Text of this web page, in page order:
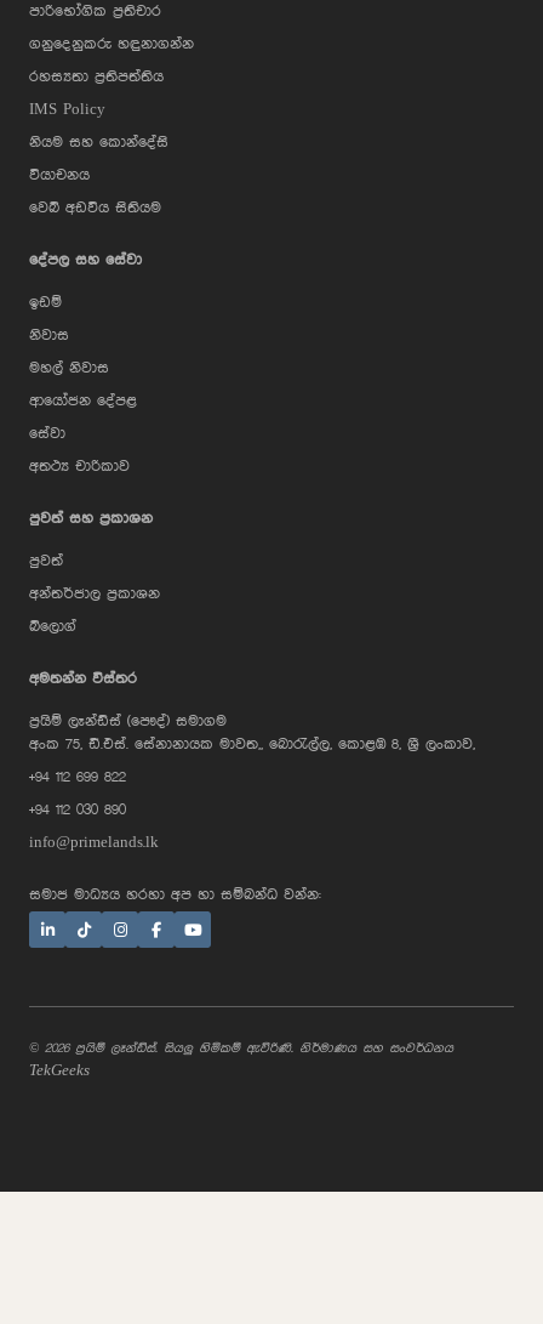
පාරිභෝගික ප්‍රතිචාර
ගනුදෙනුකරු හඳුනාගන්න
රහස්‍යතා ප්‍රතිපත්තිය
IMS Policy
නියම සහ කොන්දේසි
වියාචනය
වෙබ් අඩවිය සිතියම
දේපල සහ සේවා
ඉඩම්
නිවාස
මහල් නිවාස
ආයෝජන දේපළ
සේවා
අතථ්‍ය චාරිකාව
පුවත් සහ ප්‍රකාශන
පුවත්
අන්තර්ජාල ප්‍රකාශන
බ්ලොග්
අමතන්න විස්තර
ප්‍රයිම් ලෑන්ඩ්ස් (පෞද්) සමාගම
අංක 75, ඩී.එස්. සේනානායක මාවත,, බොරැල්ල, කොළඹ 8, ශ්‍රී ලංකාව,
+94 112 699 822
+94 112 030 890
info@primelands.lk
සමාජ මාධ්‍යය හරහා අප හා සම්බන්ධ වන්න:
© 2026 ප්‍රයිම් ලෑන්ඩ්ස්. සියලු හිමිකම් ඇවිරිණි. නිර්මාණය සහ සංවර්ධනය
TekGeeks